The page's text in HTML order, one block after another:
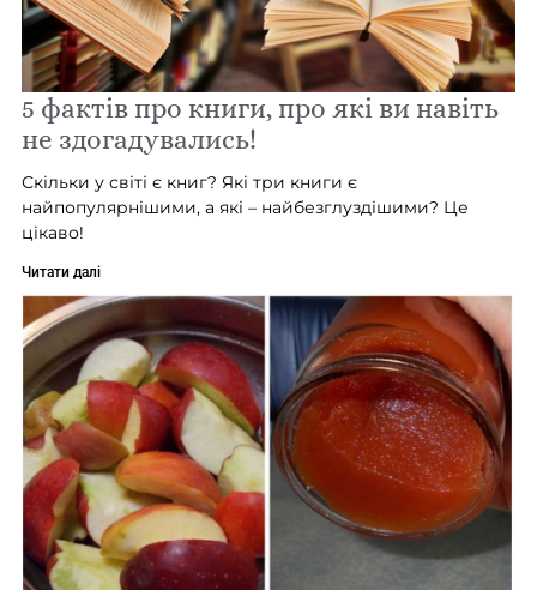
5 фактів про книги, про які ви навіть
не здогадувались!
Скільки у світі є книг? Які три книги є
найпопулярнішими, а які – найбезглуздішими? Це
цікаво!
Читати далі